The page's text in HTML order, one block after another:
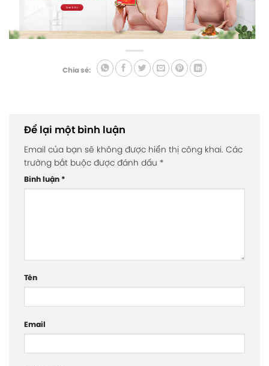
Chia sẻ:
Để lại một bình luận
Email của bạn sẽ không được hiển thị công khai. Các
trường bắt buộc được đánh dấu *
Bình luận *
Tên
Email